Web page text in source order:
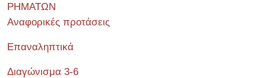
ΡΗΜΑΤΩΝ
Αναφορικές προτάσεις
Επαναληπτικά
Διαγώνισμα 3-6